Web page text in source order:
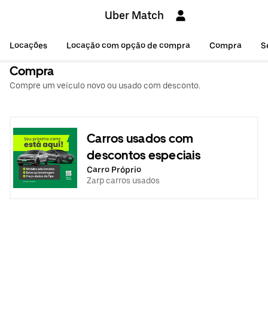
Uber Match
Locações Locação com opção de compra Compra
Compra
Compre um veículo novo ou usado com desconto.
Carros usados com
descontos especiais
Carro Próprio
Zarp carros usados